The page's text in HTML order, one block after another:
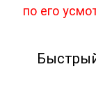
по его